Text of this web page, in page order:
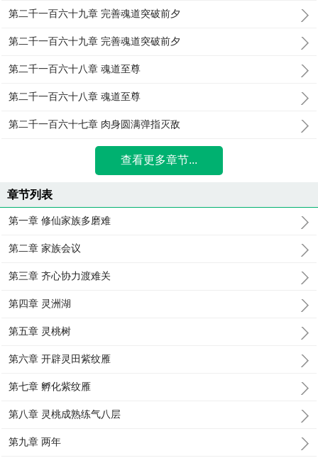
第二千一百六十九章 完善魂道突破前夕
第二千一百六十九章 完善魂道突破前夕
第二千一百六十八章 魂道至尊
第二千一百六十八章 魂道至尊
第二千一百六十七章 肉身圆满弹指灭敌
查看更多章节...
章节列表
第一章 修仙家族多磨难
第二章 家族会议
第三章 齐心协力渡难关
第四章 灵洲湖
第五章 灵桃树
第六章 开辟灵田紫纹雁
第七章 孵化紫纹雁
第八章 灵桃成熟练气八层
第九章 两年